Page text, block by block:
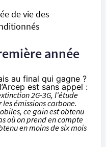
de vie des
année
au final qui gagne ?
est sans appel :
2G-3G, l’étude
émissions carbone.
ce gain est obtenu
où on prend en compte
en moins de six mois